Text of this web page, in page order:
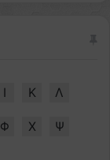
Ι Κ Λ
Φ Χ Ψ